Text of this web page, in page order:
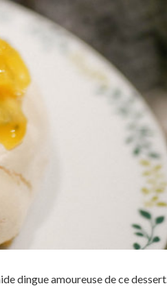
dingue amoureuse de ce dessert.